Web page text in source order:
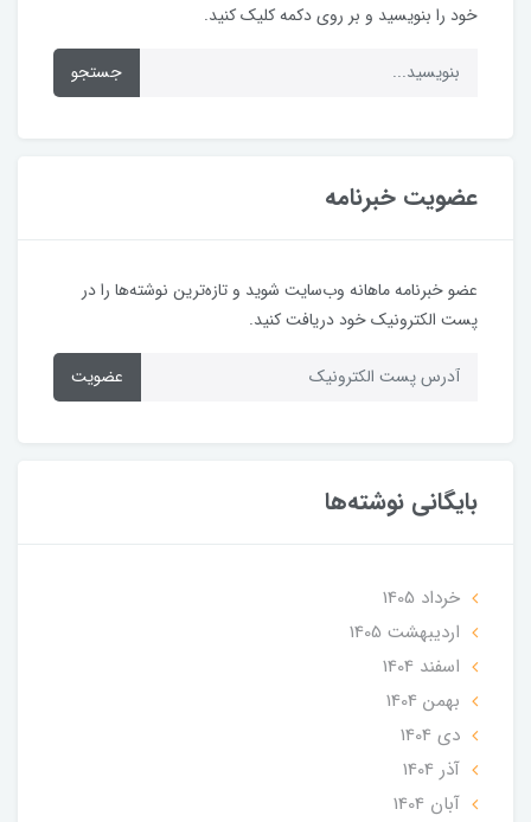
خود را بنویسید و بر روی دکمه کلیک کنید.
جستجو
عضویت خبرنامه
عضو خبرنامه ماهانه وب‌سایت شوید و تازه‌ترین نوشته‌ها را در
پست الکترونیک خود دریافت کنید.
عضویت
بایگانی نوشته‌ها
خرداد 1405
ارديبهشت 1405
اسفند 1404
بهمن 1404
دی 1404
آذر 1404
آبان 1404